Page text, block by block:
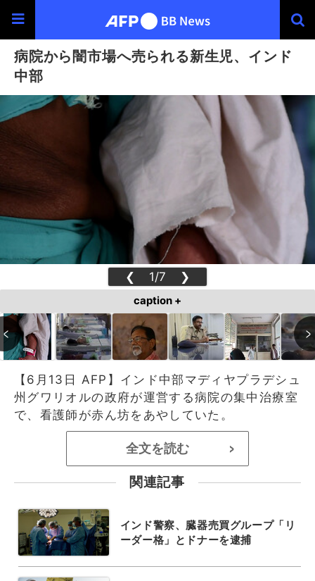
病院から闇市場へ売られる新生児、インド
中部
❮ 1/7 ❯
caption +
【6月13日 AFP】インド中部マディヤプラデシュ
州グワリオルの政府が運営する病院の集中治療室
で、看護師が赤ん坊をあやしていた。
全文を読む >
関連記事
インド警察、臓器売買グループ「リ
ーダー格」とドナーを逮捕